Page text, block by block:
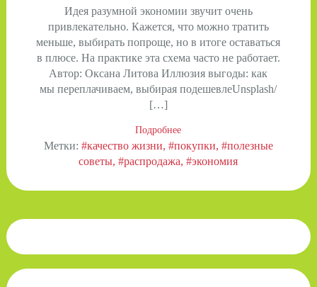
Идея разумной экономии звучит очень
привлекательно. Кажется, что можно тратить
меньше, выбирать попроще, но в итоге оставаться
в плюсе. На практике эта схема часто не работает.
Автор: Оксана Литова Иллюзия выгоды: как
мы переплачиваем, выбирая подешевлеUnsplash/
[…]
Подробнее
Метки: #качество жизни #покупки #полезные
советы #распродажа #экономия